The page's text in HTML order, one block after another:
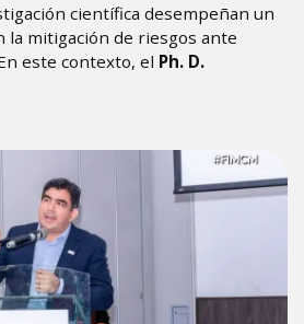
científica desempeñan un
la mitigación de riesgos ante
este contexto, el Ph. D.